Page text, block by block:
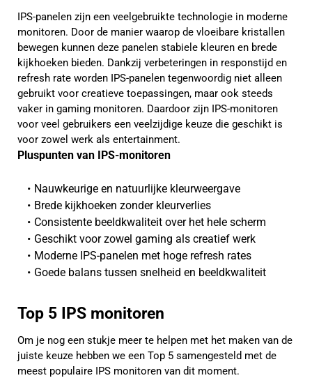
IPS-panelen zijn een veelgebruikte technologie in moderne
monitoren. Door de manier waarop de vloeibare kristallen
bewegen kunnen deze panelen stabiele kleuren en brede
kijkhoeken bieden. Dankzij verbeteringen in responstijd en
refresh rate worden IPS-panelen tegenwoordig niet alleen
gebruikt voor creatieve toepassingen, maar ook steeds
vaker in gaming monitoren. Daardoor zijn IPS-monitoren
voor veel gebruikers een veelzijdige keuze die geschikt is
voor zowel werk als entertainment.
Pluspunten van IPS-monitoren
Nauwkeurige en natuurlijke kleurweergave
Brede kijkhoeken zonder kleurverlies
Consistente beeldkwaliteit over het hele scherm
Geschikt voor zowel gaming als creatief werk
Moderne IPS-panelen met hoge refresh rates
Goede balans tussen snelheid en beeldkwaliteit
Top 5 IPS monitoren
Om je nog een stukje meer te helpen met het maken van de
juiste keuze hebben we een Top 5 samengesteld met de
meest populaire IPS monitoren van dit moment.